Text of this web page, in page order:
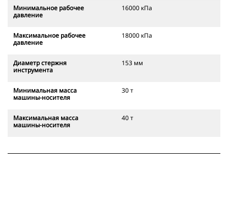
Минимальное рабочее
давление
16000 кПа
Максимальное рабочее
давление
18000 кПа
Диаметр стержня
инструмента
153 мм
Минимальная масса
машины-носителя
30 т
Максимальная масса
машины-носителя
40 т